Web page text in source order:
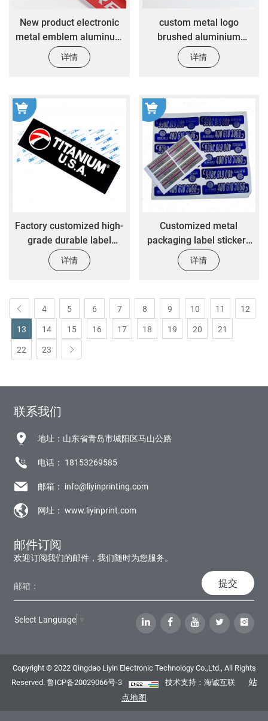
New product electronic
metal emblem aluminum
metal badge sticker 3D
logo sticker
详情
custom metal logo
brushed aluminium
sticker with strong
adhesive stamping sticker
详情
Factory customized high-
grade durable label
stickers customized metal
aluminum alloy
详情
Customized metal
packaging label stickers
customized silver brushed
oil proof logo stickers
详情
4 5 6 7 8 9 10 11
12
13
14 15 16 17 18 19 20
21
22
23
联系我们
地址：山东省青岛市城阳区马山公路
电话： 18153269585
邮箱： info@liyinprinting.com
网址：www.liyinprint.com
邮件订阅
欢迎订阅我们的邮件，我们随时为您服务。
提交
Select Language
Copyright © 2022 Qingdao Liyin Electronic Technology Co.,Ltd., All Rights
Reserved.鲁ICP备20029066号-3 技术支持：海诚互联
站
点地图